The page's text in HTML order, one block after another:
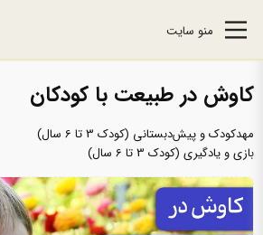
منو سایت
کاوش در طبیعت با کودکان
مهدکودک و پیش‌دبستانی (کودک 3 تا 6 سال)
بازی و یادگیری (کودک 3 تا 6 سال)